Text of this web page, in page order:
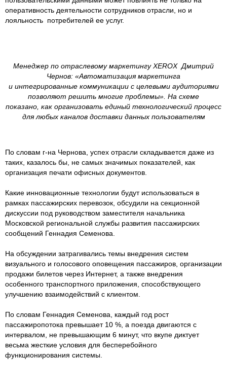
оперативность деятельности сотрудников отрасли, но и
лояльность потребителей ее услуг.
Менеджер по отраслевому маркетингу XEROX Дмитрий
Чернов: «Автоматизация маркетинга
и интегрированные коммуникации с целевыми аудиториями
позволяют решить многие проблемы». На схеме
показано, как организовать единый технологический процесс
для любых каналов доставки данных пользователям
По словам г-на Чернова, успех отрасли складывается даже из
таких, казалось бы, не самых значимых показателей, как
организация печати офисных документов.
Какие инновационные технологии будут использоваться в
рамках пассажирских перевозок, обсудили на секционной
дискуссии под руководством заместителя начальника
Московской региональной службы развития пассажирских
сообщений Геннадия Семенова.
На обсуждении затрагивались темы внедрения систем
визуального и голосового оповещения пассажиров, организации
продажи билетов через Интернет, а также внедрения
особенного транспортного приложения, способствующего
улучшению взаимодействий с клиентом.
По словам Геннадия Семенова, каждый год рост
пассажиропотока превышает 10 %, а поезда двигаются с
интервалом, не превышающим 6 минут, что вкупе диктует
весьма жесткие условия для бесперебойного
функционирования системы.